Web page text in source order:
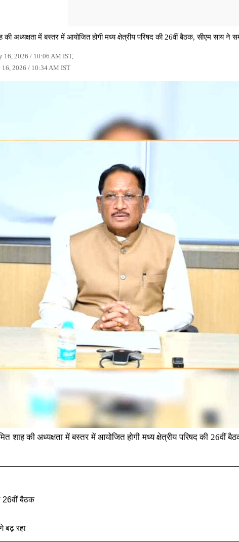
में बस्तर में आयोजित होगी मध्य क्षेत्रीय परिषद की 26वीं बैठक, सीएम साय ने
16, 2026 / 10:06 AM IST,
16, 2026 / 10:34 AM IST
की अध्यक्षता में बस्तर में आयोजित होगी मध्य क्षेत्रीय परिषद की 26वीं
26वीं बैठक
बढ़ रहा